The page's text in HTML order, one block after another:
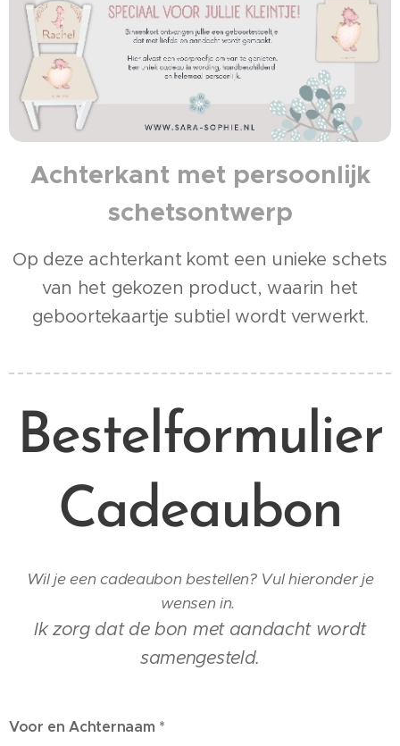
Achterkant met persoonlijk
schetsontwerp
Op deze achterkant komt een unieke schets
van het gekozen product, waarin het
geboortekaartje subtiel wordt verwerkt.
Bestelformulier
Cadeaubon
Wil je een cadeaubon bestellen? Vul hieronder je
wensen in.
Ik zorg dat de bon met aandacht wordt
samengesteld.
Voor en Achternaam *